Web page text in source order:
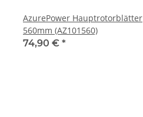
AzurePower Hauptrotorblätter
560mm (AZ101560)
74,90 € *